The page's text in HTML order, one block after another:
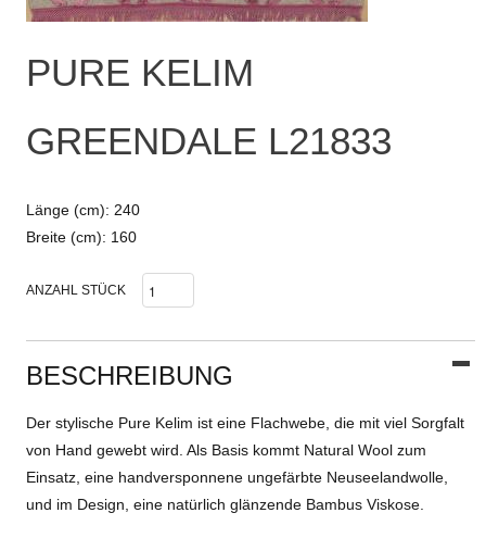
PURE KELIM
GREENDALE L21833
Länge (cm): 240
Breite (cm): 160
ANZAHL STÜCK
BESCHREIBUNG
Der stylische Pure Kelim ist eine Flachwebe, die mit viel Sorgfalt
von Hand gewebt wird. Als Basis kommt Natural Wool zum
Einsatz, eine handversponnene ungefärbte Neuseelandwolle,
und im Design, eine natürlich glänzende Bambus Viskose.